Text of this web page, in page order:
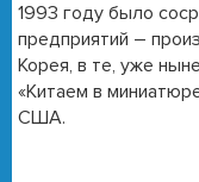
1993 году было
предприятий –
Корея, в те, уже
«Китаем в
США.